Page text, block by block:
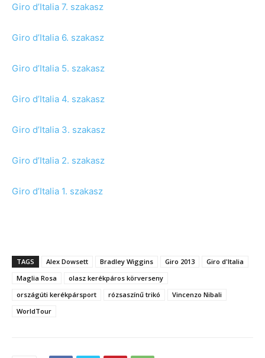
Giro d’Italia 7. szakasz
Giro d’Italia 6. szakasz
Giro d’Italia 5. szakasz
Giro d’Italia 4. szakasz
Giro d’Italia 3. szakasz
Giro d’Italia 2. szakasz
Giro d’Italia 1. szakasz
TAGS Alex Dowsett Bradley Wiggins Giro 2013
Giro d'Italia
Maglia Rosa
olasz kerékpáros körverseny
országúti kerékpársport
rózsaszínű trikó
Vincenzo Nibali
WorldTour